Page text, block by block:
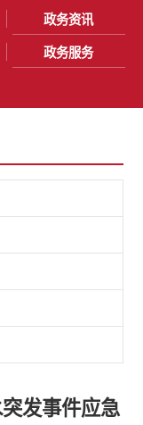
政务资讯
政务服务
发事件应急